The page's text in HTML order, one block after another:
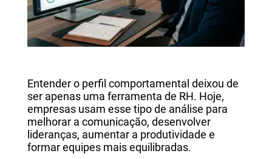
Entender o perfil comportamental deixou de
ser apenas uma ferramenta de RH. Hoje,
empresas usam esse tipo de análise para
melhorar a comunicação, desenvolver
lideranças, aumentar a produtividade e
formar equipes mais equilibradas.